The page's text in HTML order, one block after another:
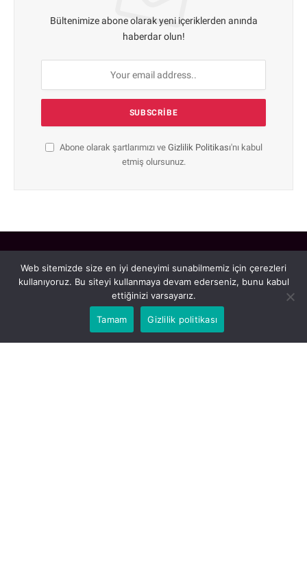
Bültenimize abone olarak yeni içeriklerden anında
haberdar olun!
Abone olarak şartlarımızı ve Gizlilik Politikası'nı kabul
etmiş olursunuz.
HAKKIMIZDA
Web sitemizde size en iyi deneyimi sunabilmemiz için çerezleri
kullanıyoruz. Bu siteyi kullanmaya devam ederseniz, bunu kabul
ettiğinizi varsayarız.
Tamam Gizlilik politikası